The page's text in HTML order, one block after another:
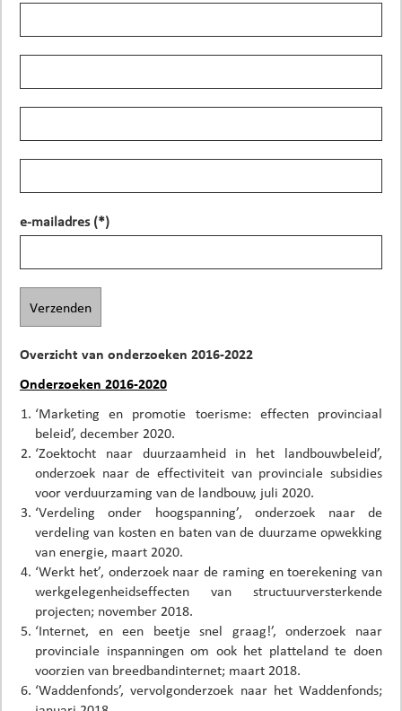
e-mailadres (*)
Verzenden
Overzicht van onderzoeken 2016-2022
Onderzoeken 2016-2020
‘Marketing en promotie toerisme: effecten provinciaal
beleid’, december 2020.
‘Zoektocht naar duurzaamheid in het landbouwbeleid’,
onderzoek naar de effectiviteit van provinciale subsidies
voor verduurzaming van de landbouw, juli 2020.
‘Verdeling onder hoogspanning’, onderzoek naar de
verdeling van kosten en baten van de duurzame opwekking
van energie, maart 2020.
‘Werkt het’, onderzoek naar de raming en toerekening van
werkgelegenheidseffecten van structuurversterkende
projecten; november 2018.
‘Internet, en een beetje snel graag!’, onderzoek naar
provinciale inspanningen om ook het platteland te doen
voorzien van breedbandinternet; maart 2018.
‘Waddenfonds’, vervolgonderzoek naar het Waddenfonds;